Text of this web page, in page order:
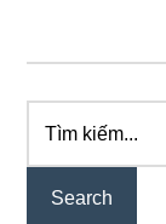
Primary
Sidebar
kiếm...